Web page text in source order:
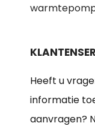
Heeft u
informatie
aanvragen?